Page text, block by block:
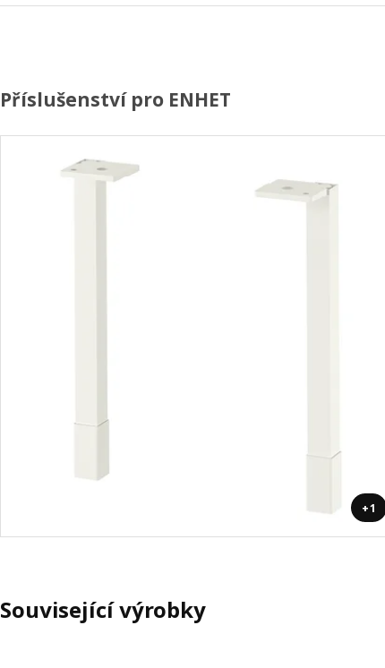
Příslušenství pro ENHET
+1
Související výrobky